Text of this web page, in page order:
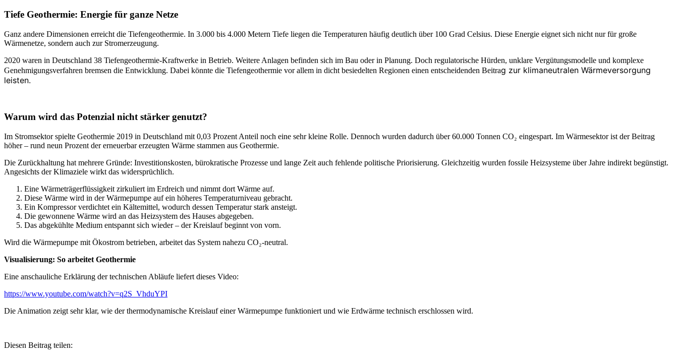
Tiefe Geothermie: Energie für ganze Netze
Ganz andere Dimensionen erreicht die Tiefengeothermie. In 3.000 bis 4.000 Metern Tiefe liegen die Temperaturen häufig deutlich über 100 Grad Celsius. Diese Energie eignet sich nicht nur für große
Wärmenetze, sondern auch zur Stromerzeugung.
2020 waren in Deutschland 38 Tiefengeothermie-Kraftwerke in Betrieb. Weitere Anlagen befinden sich im Bau oder in Planung. Doch regulatorische Hürden, unklare Vergütungsmodelle und komplexe
Genehmigungsverfahren bremsen die Entwicklung. Dabei könnte die Tiefengeothermie vor allem in dicht besiedelten Regionen einen entscheidenden Beitrag zur klimaneutralen Wärmeversorgung
leisten.
Warum wird das Potenzial nicht stärker genutzt?
Im Stromsektor spielte Geothermie 2019 in Deutschland mit 0,03 Prozent Anteil noch eine sehr kleine Rolle. Dennoch wurden dadurch über 60.000 Tonnen CO₂ eingespart. Im Wärmesektor ist der Beitrag
höher – rund neun Prozent der erneuerbar erzeugten Wärme stammen aus Geothermie.
Die Zurückhaltung hat mehrere Gründe: Investitionskosten, bürokratische Prozesse und lange Zeit auch fehlende politische Priorisierung. Gleichzeitig wurden fossile Heizsysteme über Jahre indirekt begünstigt.
Angesichts der Klimaziele wirkt das widersprüchlich.
Eine Wärmeträgerflüssigkeit zirkuliert im Erdreich und nimmt dort Wärme auf.
Diese Wärme wird in der Wärmepumpe auf ein höheres Temperaturniveau gebracht.
Ein Kompressor verdichtet ein Kältemittel, wodurch dessen Temperatur stark ansteigt.
Die gewonnene Wärme wird an das Heizsystem des Hauses abgegeben.
Das abgekühlte Medium entspannt sich wieder – der Kreislauf beginnt von vorn.
Wird die Wärmepumpe mit Ökostrom betrieben, arbeitet das System nahezu CO₂-neutral.
Visualisierung: So arbeitet Geothermie
Eine anschauliche Erklärung der technischen Abläufe liefert dieses Video:
https://www.youtube.com/watch?v=q2S_VhduYPI
Die Animation zeigt sehr klar, wie der thermodynamische Kreislauf einer Wärmepumpe funktioniert und wie Erdwärme technisch erschlossen wird.
Diesen Beitrag teilen: